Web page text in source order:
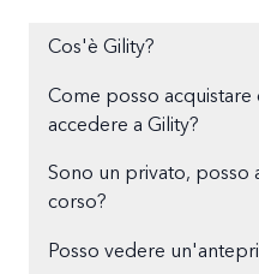
Cos'è Gility?
Come posso acquistare
accedere a Gility?
Sono un privato, posso
corso?
Posso vedere